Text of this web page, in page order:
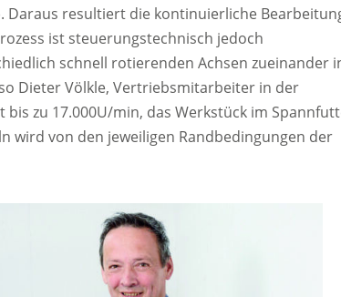
Daraus resultiert die kontinuierliche
ist steuerungstechnisch jedoch
schnell rotierenden Achsen zueinander
Dieter Völkle, Vertriebsmitarbeiter in der
zu 17.000U/min, das Werkstück im
wird von den jeweiligen Randbedingungen der